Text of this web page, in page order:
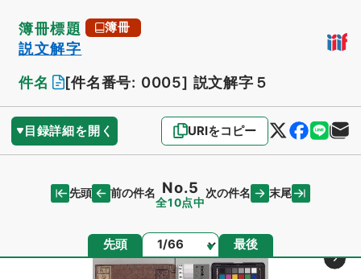
簿冊標題 簿冊
説文解字
件名
[件名番号: 0005] 説文解字５
目録詳細を開く URIをコピー
先頭 前の件名 No.5
全10点中
次の件名 末尾
先頭 ページ 最後